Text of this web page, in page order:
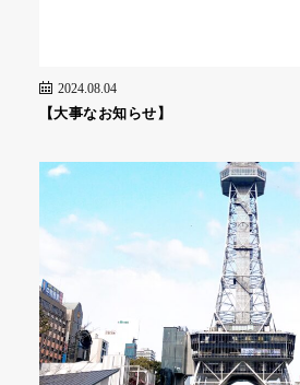
2024.08.04
【大事なお知らせ】